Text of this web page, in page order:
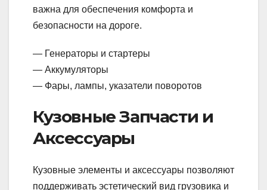
важна для обеспечения комфорта и
безопасности на дороге.
— Генераторы и стартеры
— Аккумуляторы
— Фары, лампы, указатели поворотов
Кузовные Запчасти и
Аксессуары
Кузовные элементы и аксессуары позволяют
поддерживать эстетический вид грузовика и